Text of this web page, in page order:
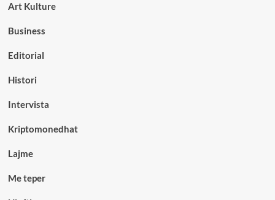
Art Kulture
Business
Editorial
Histori
Intervista
Kriptomonedhat
Lajme
Me teper